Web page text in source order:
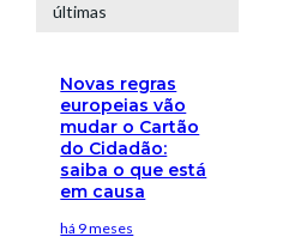
últimas
Novas regras
europeias vão
mudar o Cartão
do Cidadão:
saiba o que está
em causa
há 9 meses